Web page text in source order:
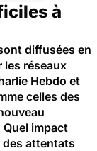
à
diffusées en
les réseaux
Hebdo et
celles des
impact
des attentats